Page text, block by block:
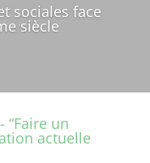
sociales face
siècle
“Faire un
actuelle